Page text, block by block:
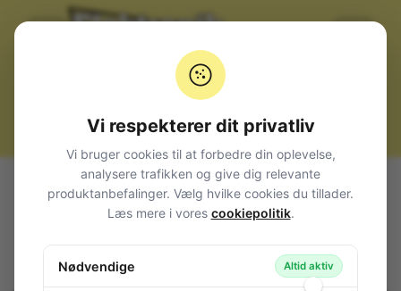
Alle produkter Komponenter IC, diverse
Diverse
TV Tuner Band Switch Circuit PIN-9
128-794 / AN5701N
Vi respekterer dit privatliv
Vi bruger cookies til at forbedre din oplevelse,
analysere trafikken og give dig relevante
produktanbefalinger. Vælg hvilke cookies du tillader.
Læs mere i vores cookiepolitik.
Nødvendige Altid aktiv